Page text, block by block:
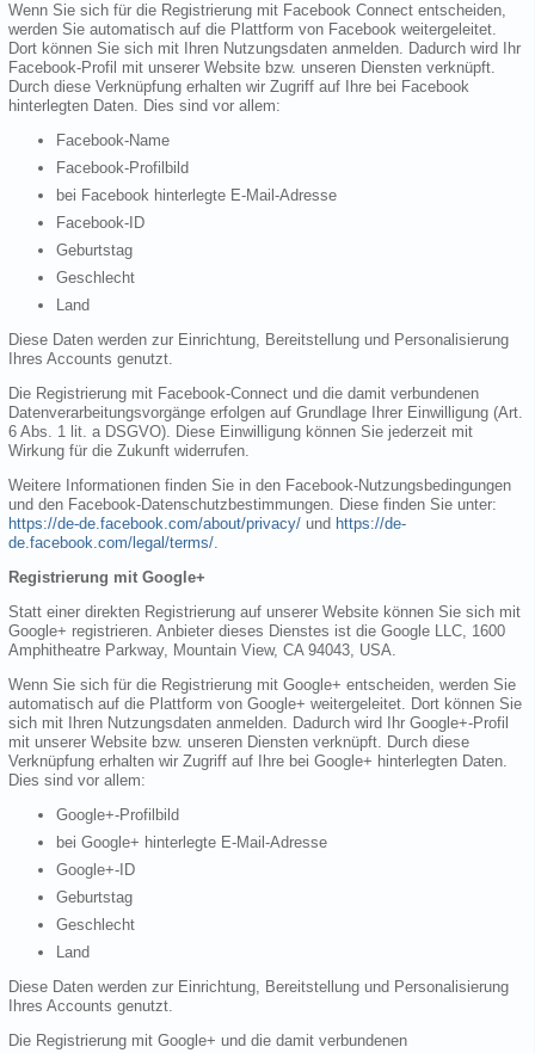
Wenn Sie sich für die Registrierung mit Facebook Connect entscheiden,
werden Sie automatisch auf die Plattform von Facebook weitergeleitet.
Dort können Sie sich mit Ihren Nutzungsdaten anmelden. Dadurch wird Ihr
Facebook-Profil mit unserer Website bzw. unseren Diensten verknüpft.
Durch diese Verknüpfung erhalten wir Zugriff auf Ihre bei Facebook
hinterlegten Daten. Dies sind vor allem:
Facebook-Name
Facebook-Profilbild
bei Facebook hinterlegte E-Mail-Adresse
Facebook-ID
Geburtstag
Geschlecht
Land
Diese Daten werden zur Einrichtung, Bereitstellung und Personalisierung
Ihres Accounts genutzt.
Die Registrierung mit Facebook-Connect und die damit verbundenen
Datenverarbeitungsvorgänge erfolgen auf Grundlage Ihrer Einwilligung (Art.
6 Abs. 1 lit. a DSGVO). Diese Einwilligung können Sie jederzeit mit
Wirkung für die Zukunft widerrufen.
Weitere Informationen finden Sie in den Facebook-Nutzungsbedingungen
und den Facebook-Datenschutzbestimmungen. Diese finden Sie unter:
https://de-de.facebook.com/about/privacy/ und https://de-
de.facebook.com/legal/terms/.
Registrierung mit Google+
Statt einer direkten Registrierung auf unserer Website können Sie sich mit
Google+ registrieren. Anbieter dieses Dienstes ist die Google LLC, 1600
Amphitheatre Parkway, Mountain View, CA 94043, USA.
Wenn Sie sich für die Registrierung mit Google+ entscheiden, werden Sie
automatisch auf die Plattform von Google+ weitergeleitet. Dort können Sie
sich mit Ihren Nutzungsdaten anmelden. Dadurch wird Ihr Google+-Profil
mit unserer Website bzw. unseren Diensten verknüpft. Durch diese
Verknüpfung erhalten wir Zugriff auf Ihre bei Google+ hinterlegten Daten.
Dies sind vor allem:
Google+-Profilbild
bei Google+ hinterlegte E-Mail-Adresse
Google+-ID
Geburtstag
Geschlecht
Land
Diese Daten werden zur Einrichtung, Bereitstellung und Personalisierung
Ihres Accounts genutzt.
Die Registrierung mit Google+ und die damit verbundenen